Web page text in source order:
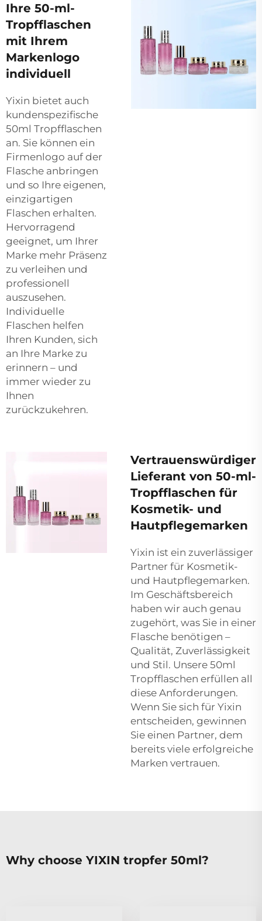
Ihre 50-ml-
Tropfflaschen
mit Ihrem
Markenlogo
individuell
Yixin bietet auch
kundenspezifische
50ml Tropfflaschen
an. Sie können ein
Firmenlogo auf der
Flasche anbringen
und so Ihre eigenen,
einzigartigen
Flaschen erhalten.
Hervorragend
geeignet, um Ihrer
Marke mehr Präsenz
zu verleihen und
professionell
auszusehen.
Individuelle
Flaschen helfen
Ihren Kunden, sich
an Ihre Marke zu
erinnern – und
immer wieder zu
Ihnen
zurückzukehren.
Vertrauenswürdiger
Lieferant von 50-ml-
Tropfflaschen für
Kosmetik- und
Hautpflegemarken
Yixin ist ein zuverlässiger
Partner für Kosmetik-
und Hautpflegemarken.
Im Geschäftsbereich
haben wir auch genau
zugehört, was Sie in einer
Flasche benötigen –
Qualität, Zuverlässigkeit
und Stil. Unsere 50ml
Tropfflaschen erfüllen all
diese Anforderungen.
Wenn Sie sich für Yixin
entscheiden, gewinnen
Sie einen Partner, dem
bereits viele erfolgreiche
Marken vertrauen.
Why choose YIXIN tropfer 50ml?